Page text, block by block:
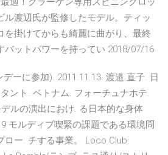
ル渡辺氏が監修したモデル。ティッ
を掛けてからも綺麗に曲がり、最終
バットパワーを持ってい 2018/07/16
ーに参加). 2011.11.13. 渡邉 直子. 日
ント. ベトナム. フォーチュナホテ.
ルの演出におけ. る日本的な身体
モルディブ喫緊の課題である環境問
ロー. チする事業。 Loco Club.